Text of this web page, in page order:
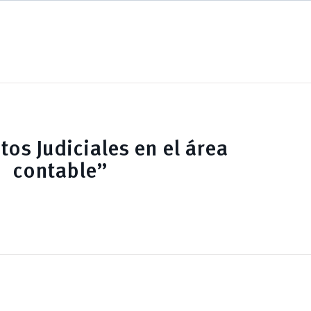
Judiciales en el área
contable”